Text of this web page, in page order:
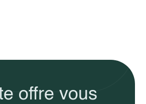
offre vous